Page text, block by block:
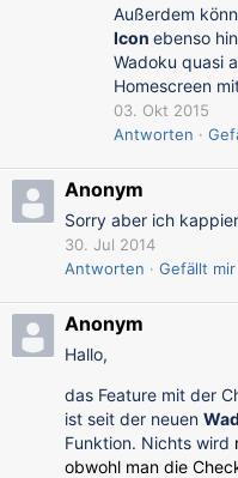
Außerdem
Icon ebenso
Wadoku quasi
Homescreen
03. Okt 2015
Antworten
Anonym
Sorry aber ich
30. Jul 2014
Antworten
Gefällt mir
Anonym
Hallo,
das Feature mit der
ist seit der neuen
Funktion. Nichts wird
obwohl man die